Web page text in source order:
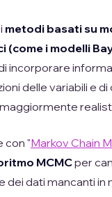
metodi basati su
(come i modelli
incorporare
delle variabili e
con "Markov Chain
MCMCper
dei dati mancanti in